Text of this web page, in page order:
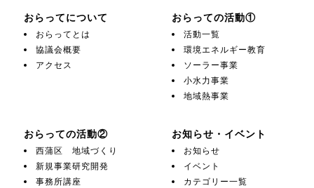
おらってについて
おらってとは
協議会概要
アクセス
おらっての活動①
活動一覧
環境エネルギー教育
ソーラー事業
小水力事業
地域熱事業
おらっての活動②
西蒲区 地域づくり
新規事業研究開発
事務所講座
お知らせ・イベント
お知らせ
イベント
カテゴリー一覧